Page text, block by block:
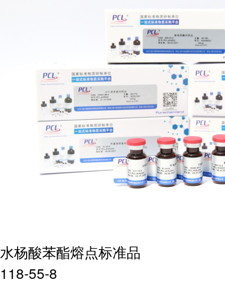
水杨酸苯酯熔点标准品
118-55-8